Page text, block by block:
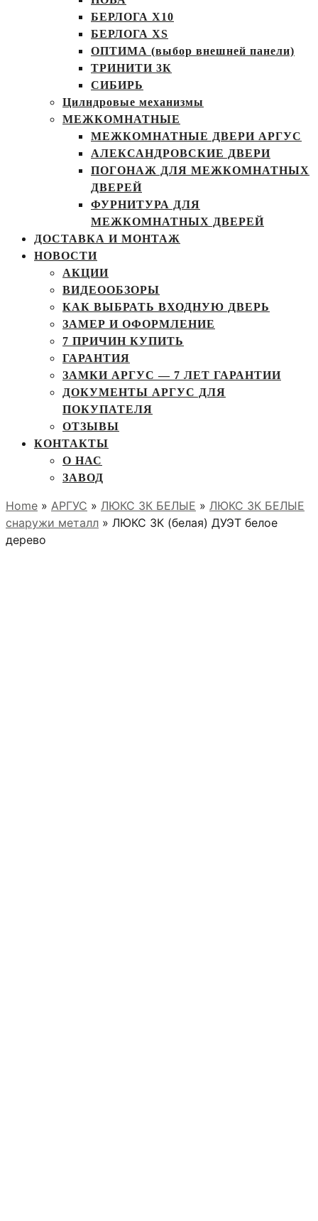
БЕРЛОГА Х10
БЕРЛОГА XS
ОПТИМА (выбор внешней панели)
ТРИНИТИ 3К
СИБИРЬ
Цилндровые механизмы
МЕЖКОМНАТНЫЕ
МЕЖКОМНАТНЫЕ ДВЕРИ АРГУС
АЛЕКСАНДРОВСКИЕ ДВЕРИ
ПОГОНАЖ ДЛЯ МЕЖКОМНАТНЫХ
ДВЕРЕЙ
ФУРНИТУРА ДЛЯ
МЕЖКОМНАТНЫХ ДВЕРЕЙ
ДОСТАВКА И МОНТАЖ
НОВОСТИ
АКЦИИ
ВИДЕООБЗОРЫ
КАК ВЫБРАТЬ ВХОДНУЮ ДВЕРЬ
ЗАМЕР И ОФОРМЛЕНИЕ
7 ПРИЧИН КУПИТЬ
ГАРАНТИЯ
ЗАМКИ АРГУС — 7 ЛЕТ ГАРАНТИИ
ДОКУМЕНТЫ АРГУС ДЛЯ
ПОКУПАТЕЛЯ
ОТЗЫВЫ
КОНТАКТЫ
О НАС
ЗАВОД
Home » АРГУС » ЛЮКС 3К БЕЛЫЕ » ЛЮКС 3К БЕЛЫЕ
снаружи металл » ЛЮКС 3К (белая) ДУЭТ белое
дерево